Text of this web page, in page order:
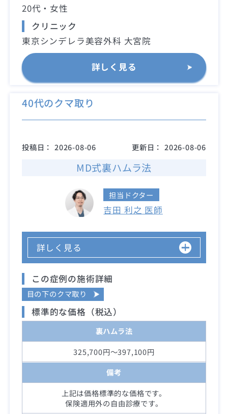
20代・女性
クリニック
東京シンデレラ美容外科 大宮院
詳しく見る
40代のクマ取り
投稿日： 2026-08-06 更新日： 2026-08-06
MD式裏ハムラ法
担当ドクター
吉田 利之 医師
詳しく見る
この症例の施術詳細
目の下のクマ取り
標準的な価格（税込）
裏ハムラ法
325,700円～397,100円
備考
上記は価格標準的な価格です。
保険適用外の自由診療です。